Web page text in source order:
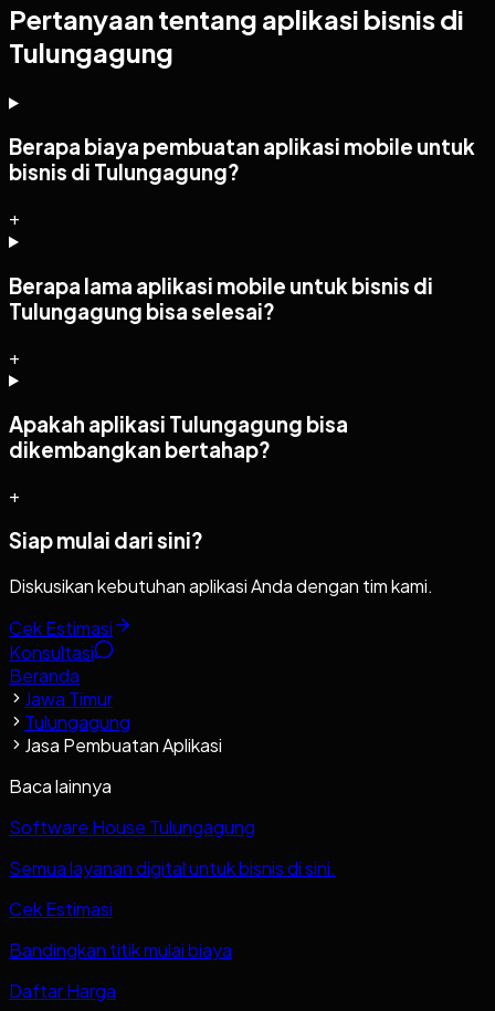
Pertanyaan tentang aplikasi bisnis di
Tulungagung
Berapa biaya pembuatan aplikasi mobile untuk
bisnis di Tulungagung?
+
Berapa lama aplikasi mobile untuk bisnis di
Tulungagung bisa selesai?
+
Apakah aplikasi Tulungagung bisa
dikembangkan bertahap?
+
Siap mulai dari sini?
Diskusikan kebutuhan aplikasi Anda dengan tim kami.
Cek Estimasi
Konsultasi
Beranda
Jawa Timur
Tulungagung
Jasa Pembuatan Aplikasi
Baca lainnya
Software House Tulungagung
Semua layanan digital untuk bisnis di sini.
Cek Estimasi
Bandingkan titik mulai biaya
Daftar Harga